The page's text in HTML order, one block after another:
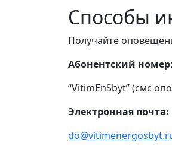
Способы
Получайте
Абонентский номер:
“VitimEnSbyt” (смс
Электронная почта: